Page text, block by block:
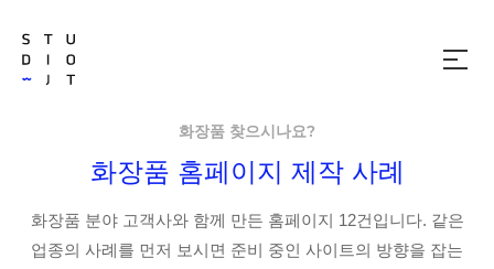
메
화장품 찾으시나요?
화장품 홈페이지 제작 사례
화장품 분야 고객사와 함께 만든 홈페이지 12건입니다. 같은
업종의 사례를 먼저 보시면 준비 중인 사이트의 방향을 잡는